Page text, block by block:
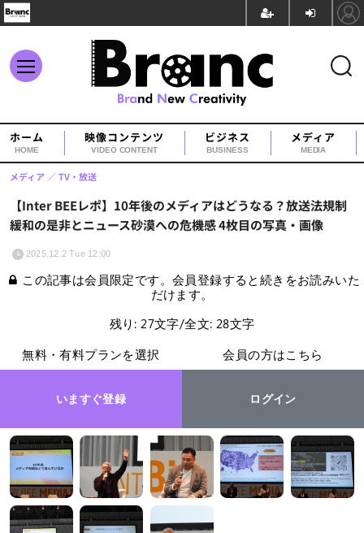
ホーム
HOME
映像コンテンツ
VIDEO CONTENT
ビジネス
BUSINESS
メディア
MEDIA
【Inter BEEレポ】10年後のメディアはどうなる？放送法規制
緩和の是非とニュース砂漠への危機感 4枚目の写真・画像
メディア TV・放送
2025.12.2 Tue 12:00
この記事は会員限定です。会員登録すると続きをお読みいた
だけます。
残り: 27文字/全文: 28文字
無料・有料プランを選択
いますぐ登録
会員の方はこちら
ログイン